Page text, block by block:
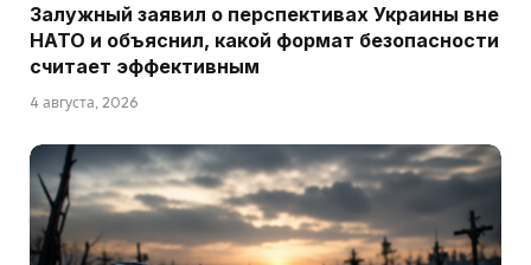
Залужный заявил о перспективах Украины вне
НАТО и объяснил, какой формат безопасности
считает эффективным
4 августа, 2026